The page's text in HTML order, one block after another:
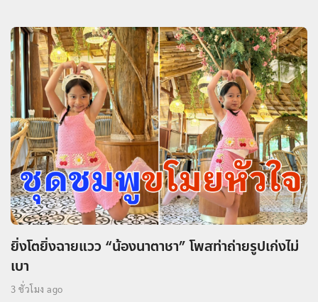
ยิ่งโตยิ่งฉายแวว “น้องนาตาชา” โพสท่าถ่ายรูปเก่งไม่
เบา
3 ชั่วโมง ago